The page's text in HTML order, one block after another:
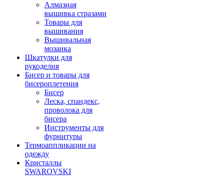
Алмазная
вышивка стразами
Товары для
вышивания
Вышивальная
мозаика
Шкатулки для
рукоделия
Бисер и товары для
бисероплетения
Бисер
Леска, спандекс,
проволока для
бисера
Инструменты для
фурнитуры
Термоаппликации на
одежду
Кристаллы
SWAROVSKI